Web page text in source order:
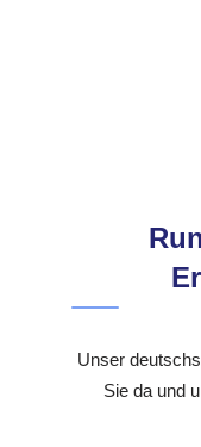
Unser
Sie da und